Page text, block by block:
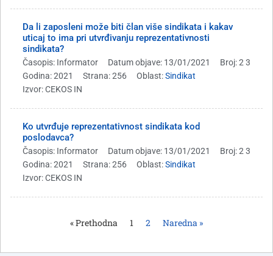
Da li zaposleni može biti član više sindikata i kakav
uticaj to ima pri utvrđivanju reprezentativnosti
sindikata?
Časopis: Informator Datum objave: 13/01/2021
Broj: 2 3
Godina: 2021
Strana: 256 Oblast:Sindikat
Izvor: CEKOS IN
Ko utvrđuje reprezentativnost sindikata kod
poslodavca?
Časopis: Informator Datum objave: 13/01/2021
Broj: 2 3
Godina: 2021
Strana: 256 Oblast:Sindikat
Izvor: CEKOS IN
« Prethodna 1 2 Naredna »